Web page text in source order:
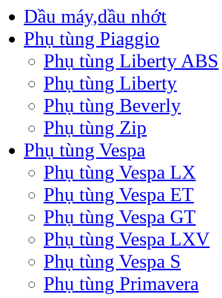
Dầu máy,dầu nhớt
Phụ tùng Piaggio
Phụ tùng Liberty ABS
Phụ tùng Liberty
Phụ tùng Beverly
Phụ tùng Zip
Phụ tùng Vespa
Phụ tùng Vespa LX
Phụ tùng Vespa ET
Phụ tùng Vespa GT
Phụ tùng Vespa LXV
Phụ tùng Vespa S
Phụ tùng Primavera